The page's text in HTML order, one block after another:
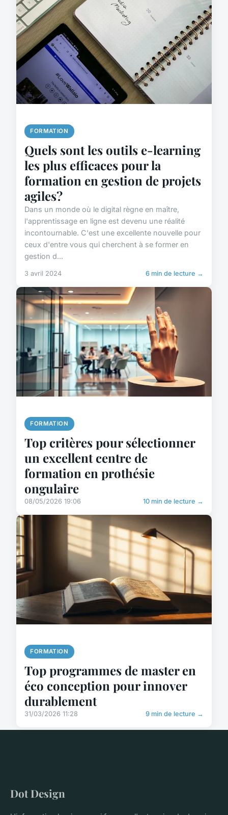
FORMATION
Quels sont les outils e-learning
les plus efficaces pour la
formation en gestion de projets
agiles?
Dans un monde où le digital règne en maître,
l'apprentissage en ligne est devenu une réalité
incontournable. C'est une excellente nouvelle pour
ceux d'entre vous qui cherchent à se former en
gestion d...
3 avril 2024 6 min de lecture →
FORMATION
Top critères pour sélectionner
un excellent centre de
formation en prothésie
ongulaire
08/05/2026 19:06 10 min de lecture →
FORMATION
Top programmes de master en
éco conception pour innover
durablement
31/03/2026 11:28 9 min de lecture →
Dot Design